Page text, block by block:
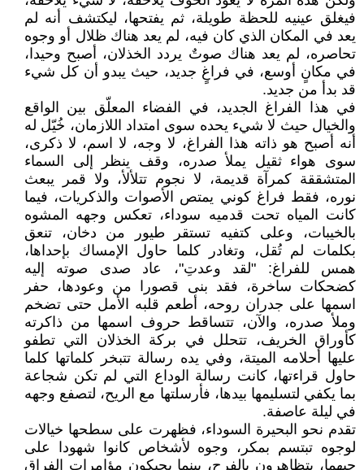
فيغلق عينيه للحظة طويلة، ثم يفتحها، ليكتشف أنه لم
يعد في المكان الذي كان فيه، لم يعد هناك ظلال أو وجوه
تحاصره، لم يعد هناك صوتٌ يردد الخذلان، أصبح وحيدا،
في مكانٍ أوسع، في فراغٍ جديد، حيث يبدو أن كل شيء
قد بدأ من جديد.
في هذا الفراغ الجديد، في الفضاء المعلّق بين الواقع
والخيال حيث لا شيء يحده سوى امتداد اللازمان، خُيّل له
أنه أصبح هو ذاته هذا الفراغ، لا وجه، لا اسم، لا ذكرى،
سوى هواء ثقيل يملأ صدره، وقف ينظر إلى السماء
المتشققة كمرآة قديمة، لا نجوم تتلألأ، ولا قمر يبعث
نوره، فقط فراغ كوني يمتص الأصوات والذكريات، فيما
كانت المياه تحت قدميه سوداء، تعكس وجهه المشوه
بالخيبات، وعلى كتفيه تستقر طيور من دخان، تنعق
بكلمات لم تُقل، وتغادر كلما حاول الإمساك بإحداها،
همس للفراغ: "لقد وعدتِ"، عاد صدى صوته إليه
كضحكات ساخرة، فقد بنى قصورا من وعودها، حفر
اسمها على جدران روحه، أطعم قلبه الأمل حتى تضخم
وملأ صدره، والآن، تتساقط حروف اسمها من ذاكرته
كأوراق الخريف، تتحلل في بركة الخذلان التي تطفو
عليها أحلامه الميتة، وفي يده رسالة تتبخر كلماتها كلما
حاول قراءتها، كانت رسالة الوداع التي لم تكن شجاعة
بما يكفي لتسليمها بيدها، فأرسلتها مع الريح، لتصفع وجهه
في ليلة عاصفة.
تقدم نحو البحيرة السوداء، فظهرت على سطحها خيالات
لوجوه تبتسم بمكر، وجوه لأشخاص كانوا شهودا على
حبهما، يتظاهرون بالفرح، بينما يحيكون مؤامرات الفراق